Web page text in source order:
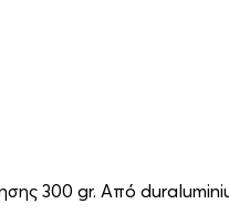
300 gr. Από